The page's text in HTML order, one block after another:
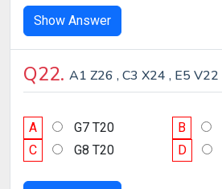
Show Answer
Q22. A1 Z26 , C3 X24 , E5 V22
A G7 T20 B
C
G8 T20 D